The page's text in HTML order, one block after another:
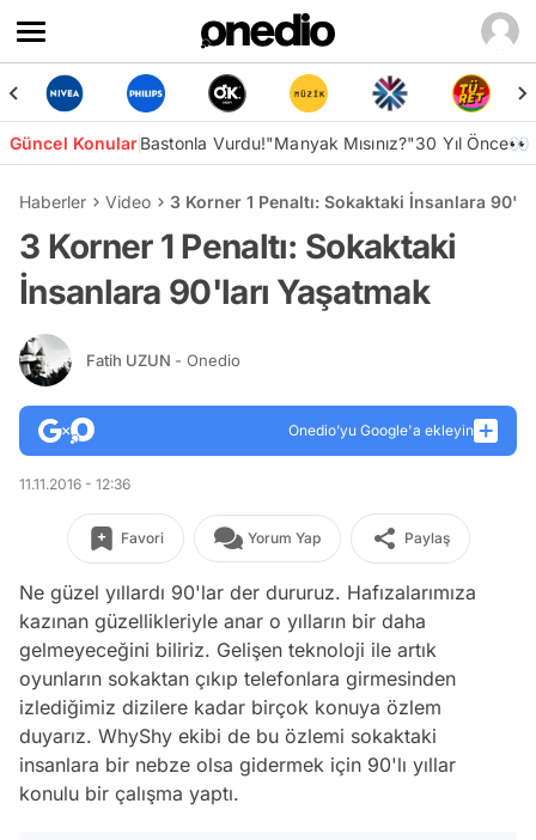
Güncel KonularBastonla Vurdu!"Manyak Mısınız?"30 Yıl Önce👀
Haberler Video 3 Korner 1 Penaltı: Sokaktaki İnsanlara
3 Korner 1 Penaltı: Sokaktaki
İnsanlara 90'ları Yaşatmak
Fatih UZUN - Onedio
Onedio’yu Google'a ekleyin
11.11.2016 - 12:36
Favori Yorum Yap Paylaş
Ne güzel yıllardı 90'lar der dururuz. Hafızalarımıza
kazınan güzellikleriyle anar o yılların bir daha
gelmeyeceğini biliriz. Gelişen teknoloji ile artık
oyunların sokaktan çıkıp telefonlara girmesinden
izlediğimiz dizilere kadar birçok konuya özlem
duyarız. WhyShy ekibi de bu özlemi sokaktaki
insanlara bir nebze olsa gidermek için 90'lı yıllar
konulu bir çalışma yaptı.